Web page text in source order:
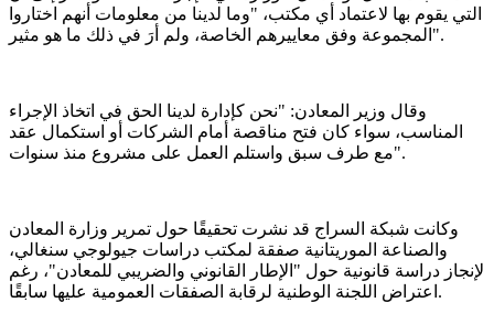
التي يقوم بها لاعتماد أي مكتب، "وما لدينا من معلومات أنهم اختاروا
المجموعة وفق معاييرهم الخاصة، ولم أرَ في ذلك ما هو مثير".
وقال وزير المعادن: "نحن كإدارة لدينا الحق في اتخاذ الإجراء
المناسب، سواء كان فتح مناقصة أمام الشركات أو استكمال عقد
مع طرف سبق واستلم العمل على مشروع منذ سنوات".
وكانت شبكة السراج قد نشرت تحقيقًا حول تمرير وزارة المعادن
والصناعة الموريتانية صفقة لمكتب دراسات جيولوجي سنغالي،
لإنجاز دراسة قانونية حول "الإطار القانوني والضريبي للمعادن"، رغم
اعتراض اللجنة الوطنية لرقابة الصفقات العمومية عليها سابقًا.